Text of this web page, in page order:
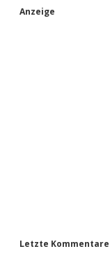
S
Anzeige
Letzte Kommentare